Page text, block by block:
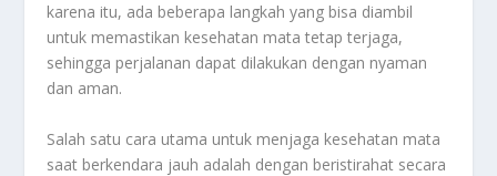
karena itu, ada beberapa langkah yang bisa diambil
untuk memastikan kesehatan mata tetap terjaga,
sehingga perjalanan dapat dilakukan dengan nyaman
dan aman.
Salah satu cara utama untuk menjaga kesehatan mata
saat berkendara jauh adalah dengan beristirahat secara